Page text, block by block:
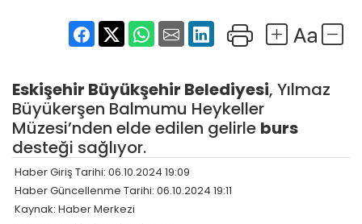
HABER
Eskişehir Büyükşehir Belediyesi, Yılmaz
Büyükerşen Balmumu Heykeller
Müzesi’nden elde edilen gelirle burs
desteği sağlıyor.
Haber Giriş Tarihi: 06.10.2024 19:09
Haber Güncellenme Tarihi: 06.10.2024 19:11
Kaynak: Haber Merkezi